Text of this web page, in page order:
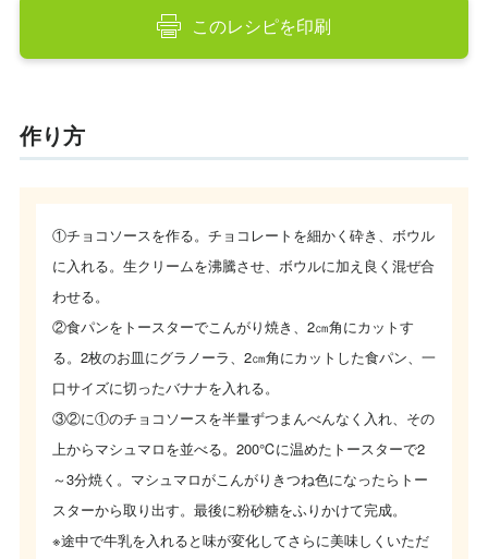
このレシピを印刷
作り方
①チョコソースを作る。チョコレートを細かく砕き、ボウル
に入れる。生クリームを沸騰させ、ボウルに加え良く混ぜ合
わせる。
②食パンをトースターでこんがり焼き、2㎝角にカットす
る。2枚のお皿にグラノーラ、2㎝角にカットした食パン、一
口サイズに切ったバナナを入れる。
③②に①のチョコソースを半量ずつまんべんなく入れ、その
上からマシュマロを並べる。200℃に温めたトースターで2
～3分焼く。マシュマロがこんがりきつね色になったらトー
スターから取り出す。最後に粉砂糖をふりかけて完成。
※途中で牛乳を入れると味が変化してさらに美味しくいただ